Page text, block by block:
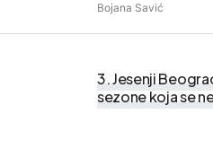
Bojana Savić
3. Jesenji
sezone koja se